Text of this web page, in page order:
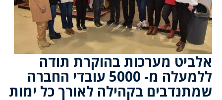
אלביט מערכות בהוקרת תודה
ללמעלה מ- 5000 עובדי החברה
שמתנדבים בקהילה לאורך כל ימות